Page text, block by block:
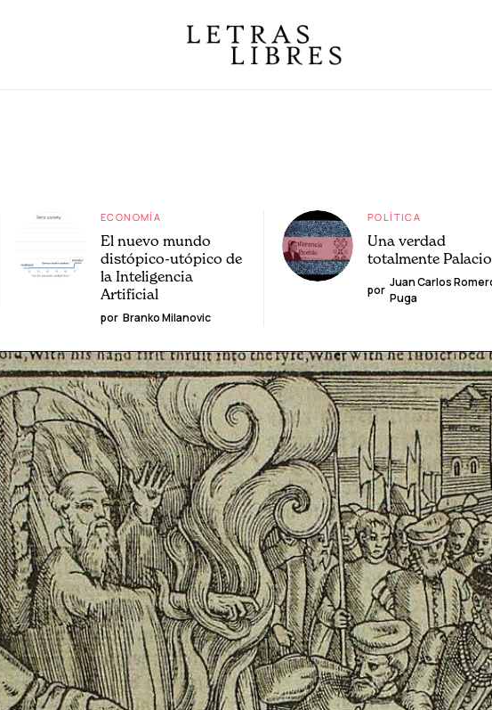
ECONOMÍA
El nuevo mundo
distópico-utópico de
la Inteligencia
Artificial
por Branko Milanovic
POLÍTICA
Una verdad
totalmente Palacio
por
Juan Carlos
Puga